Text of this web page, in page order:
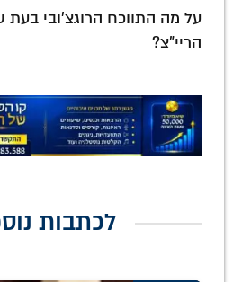
על מה התווכח הרוגצ'ובי
הריי"צ?
לכתבות